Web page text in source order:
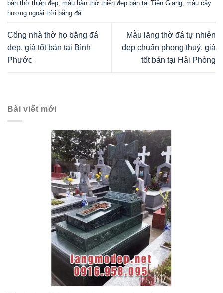
bàn thờ thiên đẹp mẫu bàn thờ thiên đẹp bán tại Tiền Giang mẫu cây
hương ngoài trời bằng đá
Cổng nhà thờ họ bằng đá
đẹp, giá tốt bán tại Bình
Phước
Mẫu lăng thờ đá tự nhiên
đẹp chuẩn phong thuỷ, giá
tốt bán tại Hải Phòng
Bài viết mới